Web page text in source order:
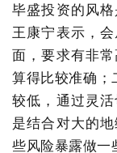
毕盛投资的风
王康宁表示，
面，要求有非
算得比较准确；
较低，通过灵
是结合对大的
些风险暴露做一